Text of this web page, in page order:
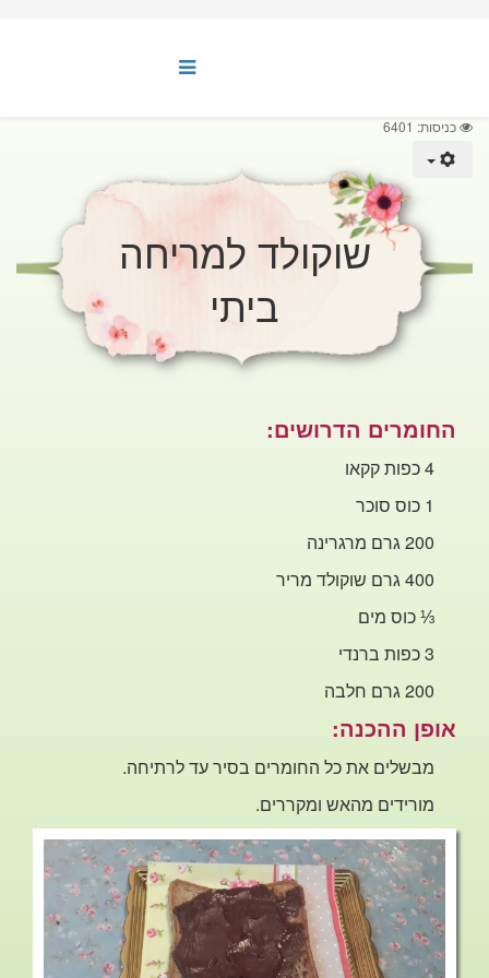
כניסות: 6401
שוקולד למריחה
ביתי
החומרים הדרושים:
4 כפות קקאו
1 כוס סוכר
200 גרם מרגרינה
400 גרם שוקולד מריר
⅓כוס מים
3 כפות ברנדי
200 גרם חלבה
אופן ההכנה:
מבשלים את כל החומרים בסיר עד לרתיחה.
מורידים מהאש ומקררים.